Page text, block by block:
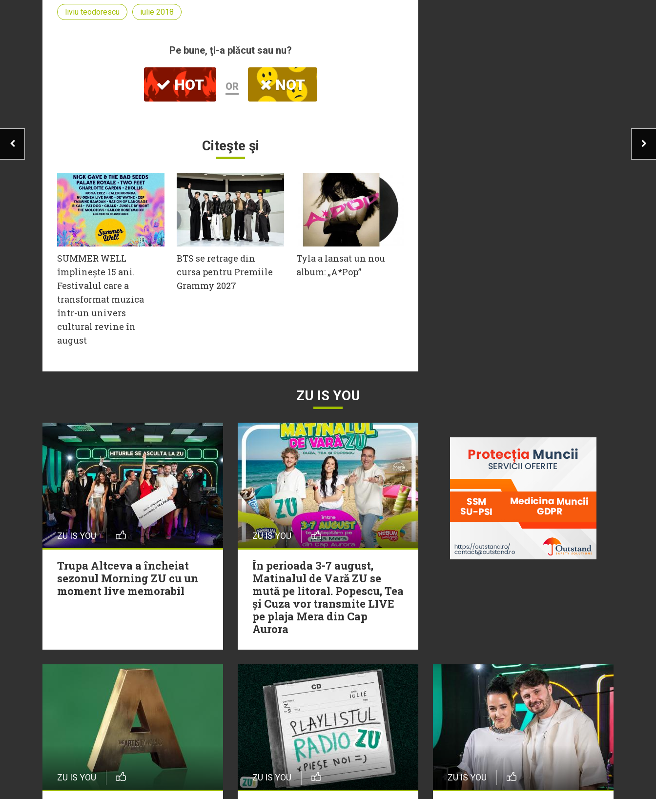
liviu teodorescu iulie 2018
Pe bune, ţi-a plăcut sau nu?
HOT OR NOT
Citeşte şi
SUMMER WELL
împlinește 15 ani.
Festivalul care a
transformat muzica
într-un univers
cultural revine în
august
BTS se retrage din
cursa pentru Premiile
Grammy 2027
Tyla a lansat un nou
album: „A*Pop”
ZU IS YOU
ZU IS YOU
Trupa Altceva a încheiat
sezonul Morning ZU cu un
moment live memorabil
ZU IS YOU
În perioada 3-7 august,
Matinalul de Vară ZU se
mută pe litoral. Popescu, Tea
și Cuza vor transmite LIVE
pe plaja Mera din Cap
Aurora
ZU IS YOU ZU IS YOU ZU IS YOU